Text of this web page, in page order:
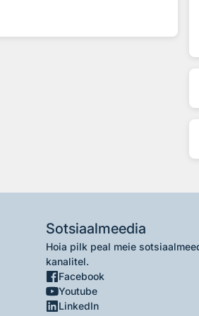
Sotsiaalmeedia
Hoia pilk peal meie
kanalitel.
Facebook
Youtube
LinkedIn